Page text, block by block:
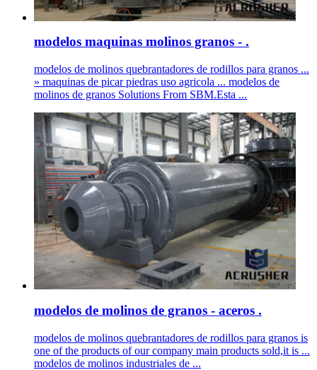
modelos maquinas molinos granos - .
modelos de molinos quebrantadores de rodillos para granos ...
» maquinas de picar piedras uso agricola ... modelos de
molinos de granos Solutions From SBM.Esta ...
modelos de molinos de granos - aceros .
modelos de molinos quebrantadores de rodillos para granos is
one of the products of our company main products sold,it is ...
modelos de molinos industriales de ...